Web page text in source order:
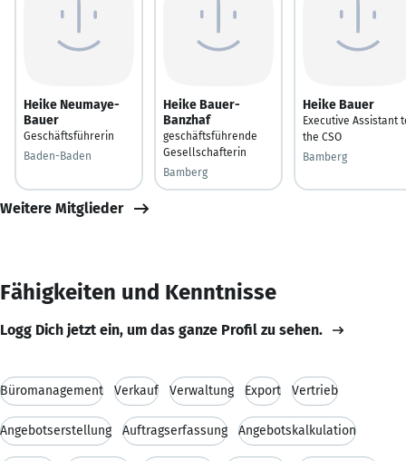
Heike Neumaye-
Bauer
Geschäftsführerin
Baden-Baden
Heike Bauer-
Banzhaf
geschäftsführende
Gesellschafterin
Bamberg
Heike Bauer
Executive Assistant
the CSO
Bamberg
Weitere Mitglieder
Fähigkeiten und Kenntnisse
Logg Dich jetzt ein, um das ganze Profil zu sehen.
Büromanagement Verkauf Verwaltung Export Vertrieb
Angebotserstellung Auftragserfassung Angebotskalkulation